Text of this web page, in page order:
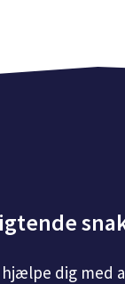
dig med